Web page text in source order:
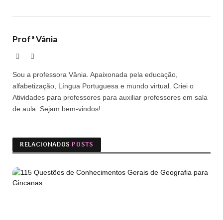
Profª Vânia
Sou a professora Vânia. Apaixonada pela educação,
alfabetização, Língua Portuguesa e mundo virtual. Criei o
Atividades para professores para auxiliar professores em sala
de aula. Sejam bem-vindos!
RELACIONADOS POSTS